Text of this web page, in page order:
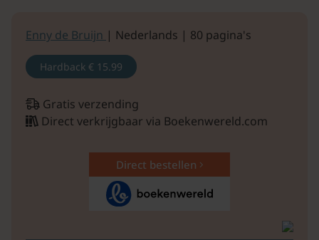
Enny de Bruijn | Nederlands | 80 pagina's
Hardback € 15.99
Gratis verzending
Direct verkrijgbaar via Boekenwereld.com
Direct bestellen